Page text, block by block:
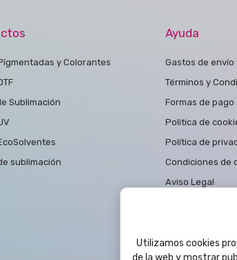
y Colorantes
Sublimación
sublimación
Ayuda
Gastos de
Términos y
Formas de pago
Politica de
Política de
Condiciones de
Aviso Legal
Contactar con
Utilizamos cookies